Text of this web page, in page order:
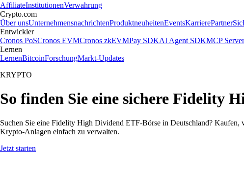
AffiliateInstitutionenVerwahrung
Crypto.com
Über unsUnternehmensnachrichtenProduktneuheitenEventsKarrierePartner
Entwickler
Cronos PoSCronos EVMCronos zkEVMPay SDKAI Agent SDKMCP
Lernen
LernenBitcoinForschungMarkt-Updates
KRYPTO
So finden Sie eine sichere Fidelity
Suchen Sie eine Fidelity High Dividend ETF-Börse in Deutschland?
Krypto-Anlagen einfach zu verwalten.
Jetzt starten